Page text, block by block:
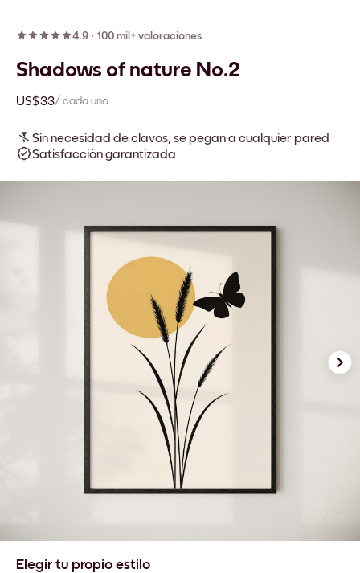
4.9 · 100 mil+ valoraciones
Shadows of nature No.2
US$33/ cada uno
Sin necesidad de clavos, se pegan a cualquier pared
Satisfacción garantizada
Elegir tu propio estilo